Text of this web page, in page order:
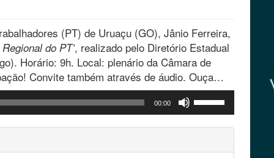
(PT) de Uruaçu (GO), Jânio Ferreira,
do PT’, realizado pelo Diretório Estadual
Horário: 9h. Local: plenário da Câmara de
Convite também através de áudio. Ouça…
00:00
as